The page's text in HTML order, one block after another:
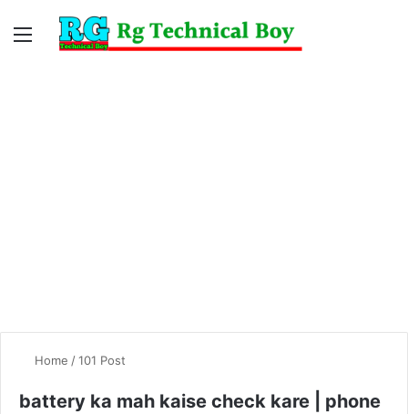
Menu
Home /101 Post
battery ka mah kaise check kare | phone